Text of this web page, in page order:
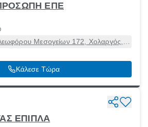
ΕΠΕ
Μεσογείων 172, Χολαργός,
Κάλεσε Τώρα
ΕΠΙΠΛΑ